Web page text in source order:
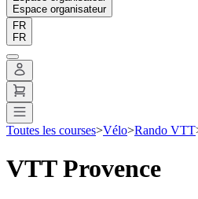
Espace organisateur
FR
FR
Toutes les courses>Vélo>Rando VTT
VTT Provence